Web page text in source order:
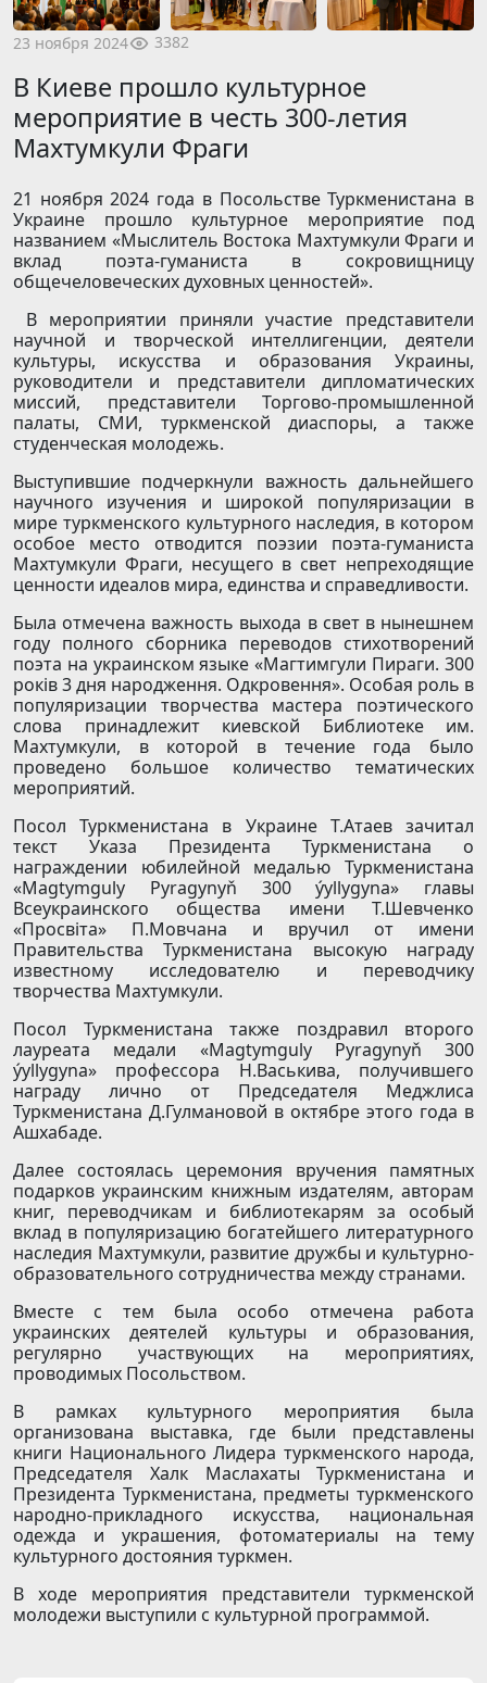
23 ноября 2024 3382
В Киеве прошло культурное
мероприятие в честь 300-летия
Махтумкули Фраги
21 ноября 2024 года в Посольстве Туркменистана в
Украине прошло культурное мероприятие под
названием «Мыслитель Востока Махтумкули Фраги и
вклад поэта-гуманиста в сокровищницу
общечеловеческих духовных ценностей».
В мероприятии приняли участие представители
научной и творческой интеллигенции, деятели
культуры, искусства и образования Украины,
руководители и представители дипломатических
миссий, представители Торгово-промышленной
палаты, СМИ, туркменской диаспоры, а также
студенческая молодежь.
Выступившие подчеркнули важность дальнейшего
научного изучения и широкой популяризации в
мире туркменского культурного наследия, в котором
особое место отводится поэзии поэта-гуманиста
Махтумкули Фраги, несущего в свет непреходящие
ценности идеалов мира, единства и справедливости.
Была отмечена важность выхода в свет в нынешнем
году полного сборника переводов стихотворений
поэта на украинском языке «Магтимгули Пираги. 300
рокiв 3 дня народження. Одкровення». Особая роль в
популяризации творчества мастера поэтического
слова принадлежит киевской Библиотеке им.
Махтумкули, в которой в течение года было
проведено большое количество тематических
мероприятий.
Посол Туркменистана в Украине Т.Атаев зачитал
текст Указа Президента Туркменистана о
награждении юбилейной медалью Туркменистана
«Magtymguly Pyragynyň 300 ýyllygyna» главы
Всеукраинского общества имени Т.Шевченко
«Просвіта» П.Мовчана и вручил от имени
Правительства Туркменистана высокую награду
известному исследователю и переводчику
творчества Махтумкули.
Посол Туркменистана также поздравил второго
лауреата медали «Magtymguly Pyragynyň 300
ýyllygyna» профессора Н.Васькива, получившего
награду лично от Председателя Меджлиса
Туркменистана Д.Гулмановой в октябре этого года в
Ашхабаде.
Далее состоялась церемония вручения памятных
подарков украинским книжным издателям, авторам
книг, переводчикам и библиотекарям за особый
вклад в популяризацию богатейшего литературного
наследия Махтумкули, развитие дружбы и культурно-
образовательного сотрудничества между странами.
Вместе с тем была особо отмечена работа
украинских деятелей культуры и образования,
регулярно участвующих на мероприятиях,
проводимых Посольством.
В рамках культурного мероприятия была
организована выставка, где были представлены
книги Национального Лидера туркменского народа,
Председателя Халк Маслахаты Туркменистана и
Президента Туркменистана, предметы туркменского
народно-прикладного искусства, национальная
одежда и украшения, фотоматериалы на тему
культурного достояния туркмен.
В ходе мероприятия представители туркменской
молодежи выступили с культурной программой.